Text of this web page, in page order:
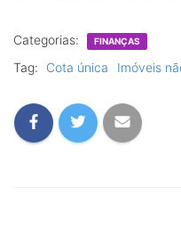
Categorias: FINANÇAS
Tag: Cota única Imóveis